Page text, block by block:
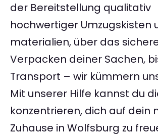
der Bereitstellung qualitativ
hochwertiger Umzugskisten
materialien, über das
Verpacken deiner Sachen,
Transport – wir kümmern
Mit unserer Hilfe kannst du
konzentrieren, dich auf dein
Zuhause in Wolfsburg zu